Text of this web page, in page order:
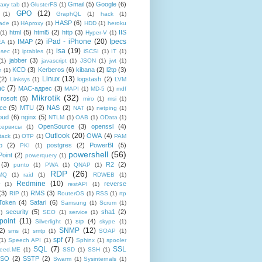
tab (1) GlusterFS (1) Gmail (5) Google (6)
(1) GPO (12) GraphQL (1) hack
(1)
(1) HAproxy (1) HASP (6) HDD (1) heroku
(1) html (5) html5 (2) http (3) Hyper-V (1) IIS
(1) IMAP (2) iPad - iPhone (20) Ipecs
(1) iptables (1) isa (19) iSCSI (1) IT (1)
jabber (3) javascript (1) JSON (1) jwt (1)
(1) KCD (3) Kerberos (6) kibana (2) l2tp (3)
Linksys (1) Linux (13) logstash (2) LVM
(7) MAC-адрес (3) MAPI (1) MD-5 (1) mdf
(5) Mikrotik (32) miro (1) msi (1)
(5) MTU (2) NAS (2) NAT (1) netping (1)
(6) nginx (5) NTLM (1) OAB (1) OData (1)
(1) OpenSource (3) openssl (4)
(1) OTP (1) Outlook (20) OWA (4) PAM
(2) PKI (1) postgres (2) PowerBI
(5)
(2) powerquery (1) powershell (56)
(3) punto (1) PWA (1) QNAP (1) R2 (2)
(1) raid (1) RDP (26) RDWEB
(1)
(1)
Redmine (10) restAPI (1)
reverse
RIP (1) RMS (3) RouterOS (1) RSS (1) rtp
(4) Safari (6) Samsung (1) Scrum (1)
security (5) SEO (1) service (1) sha1 (2)
(11) Silverlight (1) sip (4) skype (1)
sms (1) smtp (1) SNMP (12) SOAP
(1)
Speech API (1) spf (7) Sphinx (1) spooler
(1) SQL (7) SSD (1) SSH (1) SSL
(2) SSTP (2) Swarm (1) Sysinternals (1)